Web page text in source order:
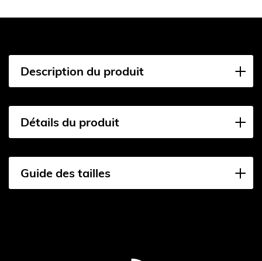
Description du produit
Détails du produit
Guide des tailles